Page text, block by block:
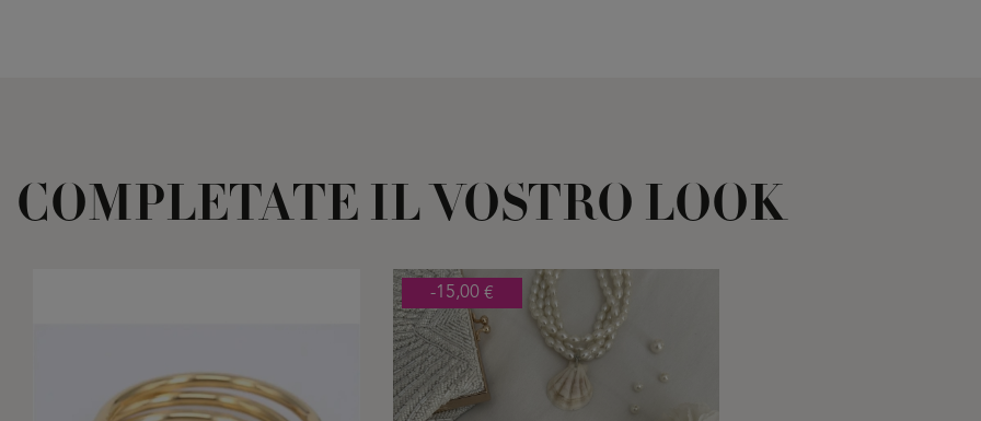
COMPLETATE IL VOSTRO LOOK
-15,00 €